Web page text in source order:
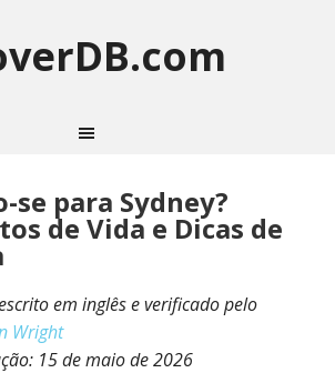
se para Sydney?
de Vida e Dicas de
em inglês e verificado pelo
Wright
15 de maio de 2026